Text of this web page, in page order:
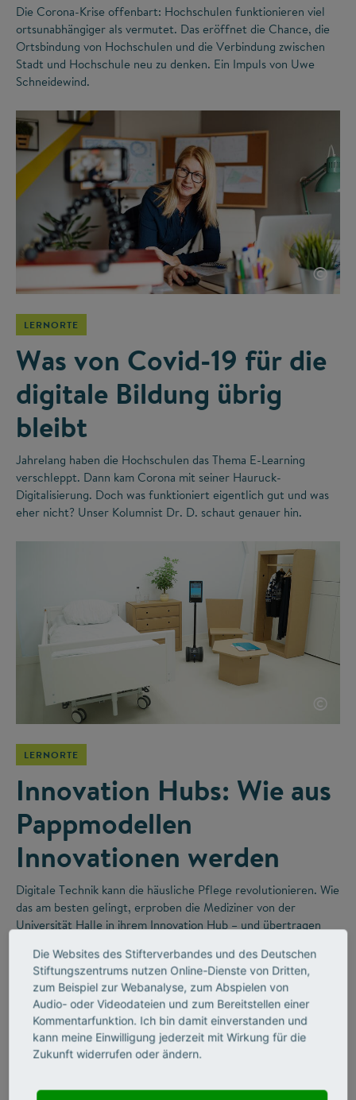
Die Corona-Krise offenbart: Hochschulen funktionieren viel
ortsunabhängiger als vermutet. Das eröffnet die Chance, die
Ortsbindung von Hochschulen und die Verbindung zwischen
Stadt und Hochschule neu zu denken. Ein Impuls von Uwe
Schneidewind.
©
LERNORTE
Was von Covid-19 für die
digitale Bildung übrig
bleibt
Jahrelang haben die Hochschulen das Thema E-Learning
verschleppt. Dann kam Corona mit seiner Hauruck-
Digitalisierung. Doch was funktioniert eigentlich gut und was
eher nicht? Unser Kolumnist Dr. D. schaut genauer hin.
©
LERNORTE
Innovation Hubs: Wie aus
Pappmodellen
Innovationen werden
Digitale Technik kann die häusliche Pflege revolutionieren. Wie
das am besten gelingt, erproben die Mediziner von der
Universität Halle in ihrem Innovation Hub – und übertragen
Die Websites des Stifterverbandes und des Deutschen
Stiftungszentrums nutzen Online-Dienste von Dritten,
zum Beispiel zur Webanalyse, zum Abspielen von
Audio- oder Videodateien und zum Bereitstellen einer
Kommentarfunktion. Ich bin damit einverstanden und
kann meine Einwilligung jederzeit mit Wirkung für die
Zukunft widerrufen oder ändern.